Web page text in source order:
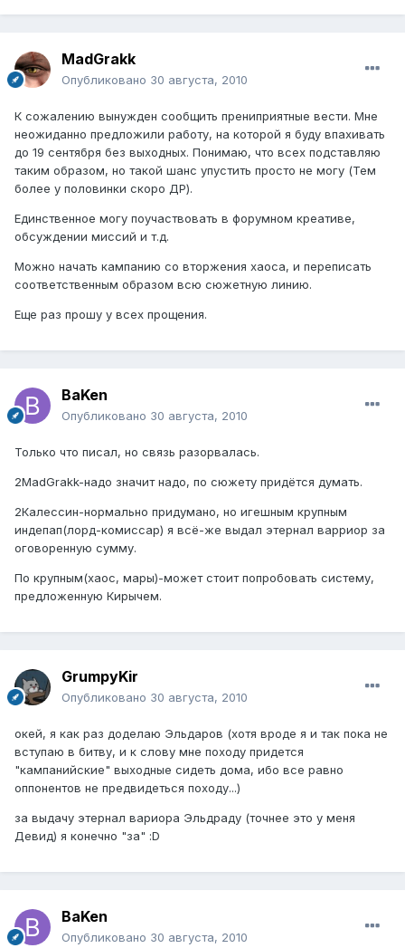
MadGrakk
Опубликовано 30 августа, 2010
К сожалению вынужден сообщить прениприятные вести. Мне
неожиданно предложили работу, на которой я буду впахивать
до 19 сентября без выходных. Понимаю, что всех подставляю
таким образом, но такой шанс упустить просто не могу (Тем
более у половинки скоро ДР).
Единственное могу поучаствовать в форумном креативе,
обсуждении миссий и т.д.
Можно начать кампанию со вторжения хаоса, и переписать
соответственным образом всю сюжетную линию.
Еще раз прошу у всех прощения.
BaKen
Опубликовано 30 августа, 2010
Только что писал, но связь разорвалась.
2MadGrakk-надо значит надо, по сюжету придётся думать.
2Калессин-нормально придумано, но игешным крупным
индепап(лорд-комиссар) я всё-же выдал этернал варриор за
оговоренную сумму.
По крупным(хаос, мары)-может стоит попробовать систему,
предложенную Кирычем.
GrumpyKir
Опубликовано 30 августа, 2010
окей, я как раз доделаю Эльдаров (хотя вроде я и так пока не
вступаю в битву, и к слову мне походу придется
"кампанийские" выходные сидеть дома, ибо все равно
оппонентов не предвидеться походу...)
за выдачу этернал вариора Эльдраду (точнее это у меня
Девид) я конечно "за" :D
BaKen
Опубликовано 30 августа, 2010